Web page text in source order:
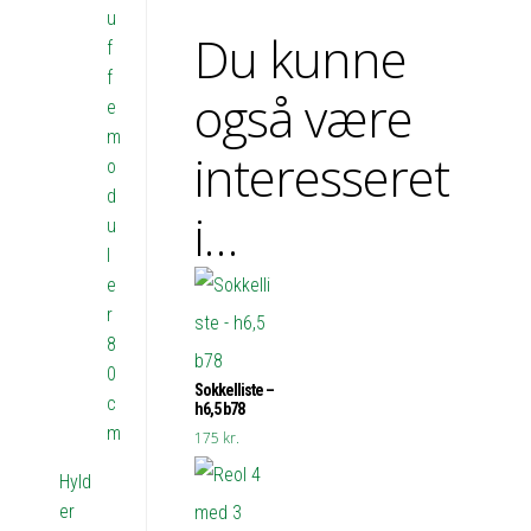
Du kunne
også være
interesseret
i…
Sokkelliste –
h6,5 b78
175 kr.
u
f
f
e
m
o
d
u
l
e
r
8
0
c
m
Hyld
er